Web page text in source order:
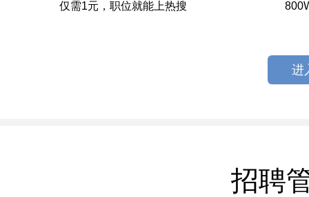
仅需1元，职位就能上热搜
进
招聘